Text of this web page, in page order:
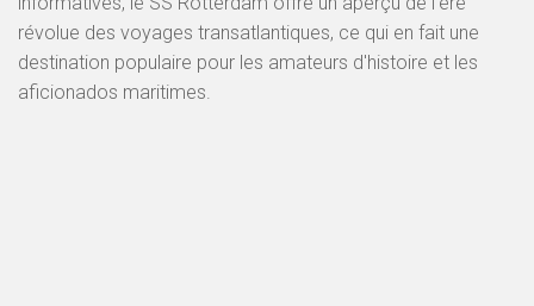
révolue des voyages transatlantiques, ce qui en fait une
destination populaire pour les amateurs d'histoire et les
aficionados maritimes.